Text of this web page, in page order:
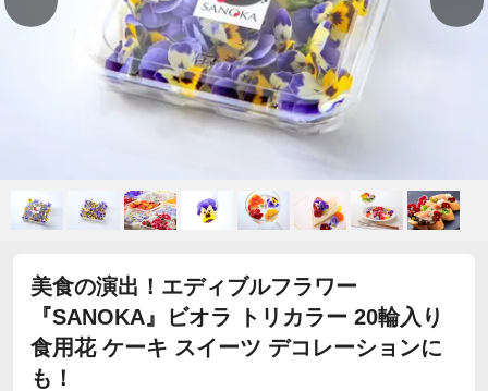
美食の演出！エディブルフラワー
『SANOKA』ビオラ トリカラー 20輪入り
食用花 ケーキ スイーツ デコレーションに
も！